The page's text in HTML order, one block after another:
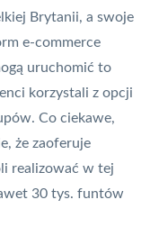
Brytanii, a swoje
e-commerce
uruchomić to
korzystali z opcji
Co ciekawe,
że zaoferuje
realizować w tej
30 tys. funtów